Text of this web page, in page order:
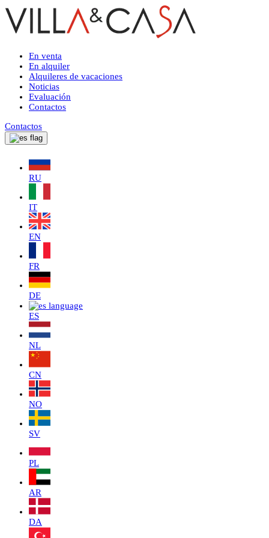
En venta
En alquiler
Alquileres de vacaciones
Noticias
Evaluación
Contactos
Contactos
RU
IT
EN
FR
DE
ES
NL
CN
NO
SV
PL
AR
DA